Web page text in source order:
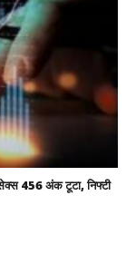
456 अंक टूटा, निफ्टी